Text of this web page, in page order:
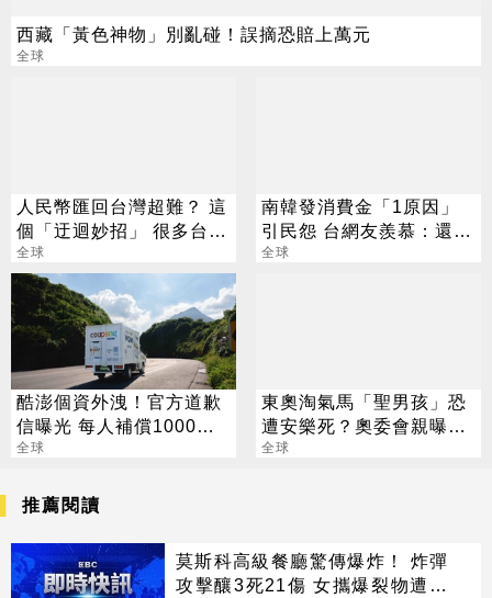
西藏「黃色神物」別亂碰！誤摘恐賠上萬元
全球
人民幣匯回台灣超難？ 這
個「迂迴妙招」 很多台幹
還不知道
全球
南韓發消費金「1原因」
引民怨 台網友羨慕：還我
1萬元
全球
酷澎個資外洩！官方道歉
信曝光 每人補償1000元
購物金
全球
東奧淘氣馬「聖男孩」恐
遭安樂死？奧委會親曝下
場
全球
推薦閱讀
莫斯科高級餐廳驚傳爆炸！ 炸彈
攻擊釀3死21傷 女攜爆裂物遭攔